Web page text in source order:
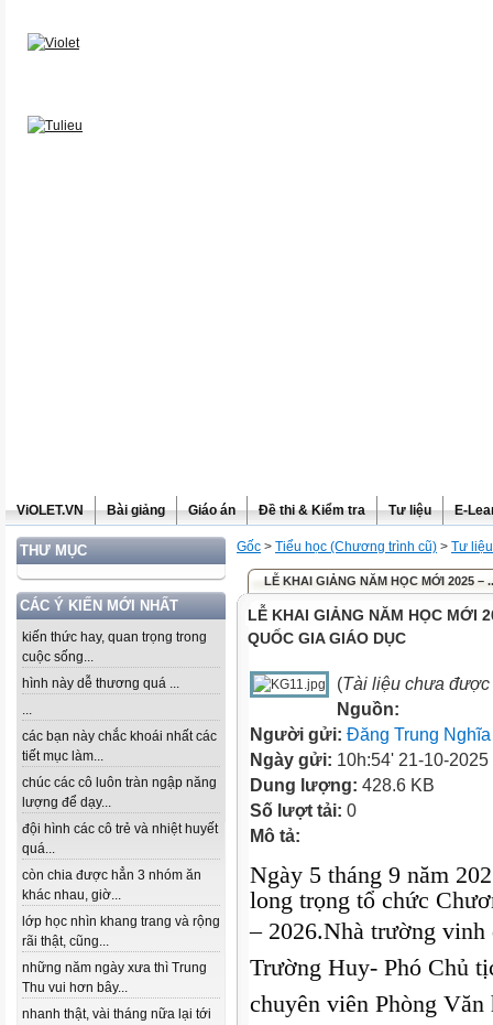
ViOLET.VN Bài giảng Giáo án Đề thi & Kiểm tra Tư liệu E-
THƯ MỤC
CÁC Ý KIẾN MỚI NHẤT
kiến thức hay, quan trọng trong
cuộc sống...
hình này dễ thương quá ...
...
các bạn này chắc khoái nhất các
tiết mục làm...
chúc các cô luôn tràn ngập năng
lượng để dạy...
đội hình các cô trẻ và nhiệt huyết
quá...
còn chia được hẳn 3 nhóm ăn
khác nhau, giờ...
lớp học nhìn khang trang và rộng
rãi thật, cũng...
những năm ngày xưa thì Trung
Thu vui hơn bây...
nhanh thật, vài tháng nữa lại tới
Gốc > Tiểu học (Chương trình cũ) > Tư
LỄ KHAI GIẢNG NĂM HỌC MỚI 2025 –
LỄ KHAI GIẢNG NĂM HỌC MỚI
QUỐC GIA GIÁO DỤC
(Tài liệu chưa được
Nguồn:
Người gửi: Đăng Trung Nghĩa
Ngày gửi: 10h:54' 21-10-2025
Dung lượng: 428.6 KB
Số lượt tải: 0
Mô tả:
Ngày 5 tháng 9 năm
long trọng tổ chức
– 2026.Nhà trường vinh
Trường Huy- Phó Chủ
chuyên viên Phòng